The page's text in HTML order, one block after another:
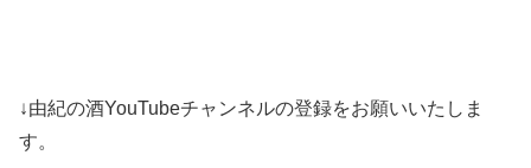
↓由紀の酒YouTubeチャンネルの登録をお願いいたしま
す。